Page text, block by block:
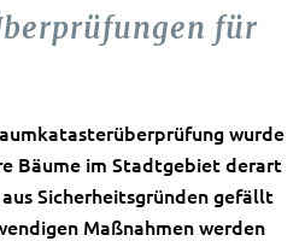
für
wurde
Bäume im Stadtgebiet derart
Sicherheitsgründen gefällt
Maßnahmen werden